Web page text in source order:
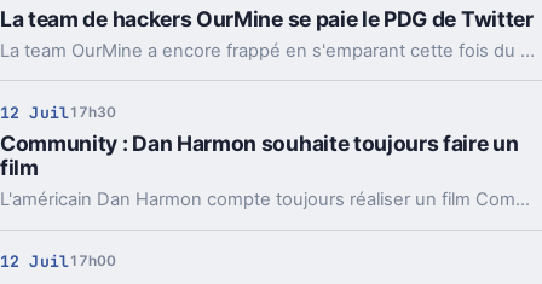
La team de hackers OurMine se paie le PDG de Twitter
La team OurMine a encore frappé en s'emparant cette fois du compte de Jack Dorsey, le PDG de Twitter.
12 Juil17h30
Community : Dan Harmon souhaite toujours faire un
film
L'américain Dan Harmon compte toujours réaliser un film Community et semble juste attendre le moment opportun.
12 Juil17h00